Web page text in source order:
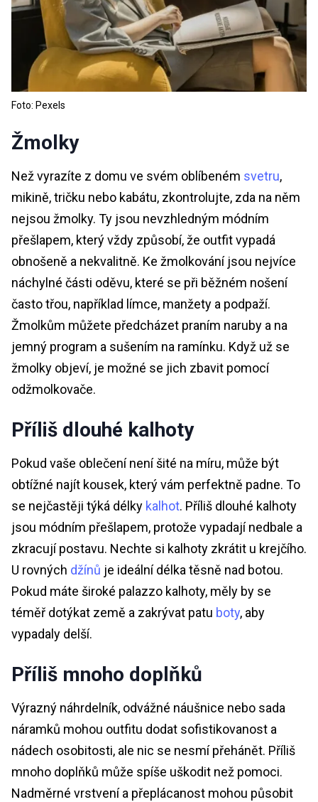
Foto: Pexels
Žmolky
Než vyrazíte z domu ve svém oblíbeném svetru,
mikině, tričku nebo kabátu, zkontrolujte, zda na něm
nejsou žmolky. Ty jsou nevzhledným módním
přešlapem, který vždy způsobí, že outfit vypadá
obnošeně a nekvalitně. Ke žmolkování jsou nejvíce
náchylné části oděvu, které se při běžném nošení
často třou, například límce, manžety a podpaží.
Žmolkům můžete předcházet praním naruby a na
jemný program a sušením na ramínku. Když už se
žmolky objeví, je možné se jich zbavit pomocí
odžmolkovače.
Příliš dlouhé kalhoty
Pokud vaše oblečení není šité na míru, může být
obtížné najít kousek, který vám perfektně padne. To
se nejčastěji týká délky kalhot. Příliš dlouhé kalhoty
jsou módním přešlapem, protože vypadají nedbale a
zkracují postavu. Nechte si kalhoty zkrátit u krejčího.
U rovných džínů je ideální délka těsně nad botou.
Pokud máte široké palazzo kalhoty, měly by se
téměř dotýkat země a zakrývat patu boty, aby
vypadaly delší.
Příliš mnoho doplňků
Výrazný náhrdelník, odvážné náušnice nebo sada
náramků mohou outfitu dodat sofistikovanost a
nádech osobitosti, ale nic se nesmí přehánět. Příliš
mnoho doplňků může spíše uškodit než pomoci.
Nadměrné vrstvení a přeplácanost mohou působit